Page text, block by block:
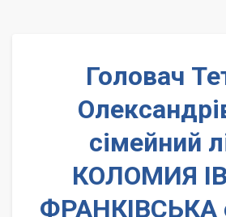
Головач
сімейний
КОЛОМИЯ
ФРАНКІВСЬКА